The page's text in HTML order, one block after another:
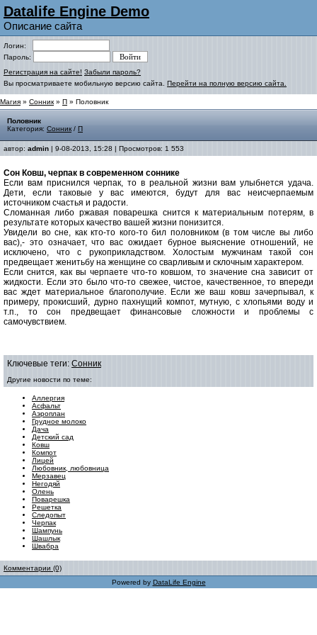
Datalife Engine Demo
Описание сайта
Логин:
Пароль:
Регистрация на сайте! Забыли пароль?
Вы просматриваете мобильную версию сайта. Перейти на полную версию сайта.
Магия » Сонник » П » Половник
Половник
Категория: Сонник / П
автор: admin | 9-08-2013, 15:28 | Просмотров: 1 553
Сон Ковш, черпак в современном соннике
Если вам приснился черпак, то в реальной жизни вам улыбнется удача.
Дети, если таковые у вас имеются, будут для вас неисчерпаемым
источником счастья и радости.
Сломанная либо ржавая поварешка снится к материальным потерям, в
результате которых качество вашей жизни понизится.
Увидели во сне, как кто-то кого-то бил половником (в том числе вы либо
вас),- это означает, что вас ожидает бурное выяснение отношений, не
исключено, что с рукоприкладством. Холостым мужчинам такой сон
предвещает женитьбу на женщине со сварливым и склочным характером.
Если снится, как вы черпаете что-то ковшом, то значение сна зависит от
жидкости. Если это было что-то свежее, чистое, качественное, то впереди
вас ждет материальное благополучие. Если же ваш ковш зачерпывал, к
примеру, прокисший, дурно пахнущий компот, мутную, с хлопьями воду и
т.п., то сон предвещает финансовые сложности и проблемы с
самочувствием.
Ключевые теги: Сонник
Другие новости по теме:
Аллергия
Асфальт
Аэроплан
Грудное молоко
Дача
Детский сад
Ковш
Компот
Лицей
Любовник, любовница
Мерзавец
Негодяй
Олень
Поварешка
Решетка
Следопыт
Черпак
Шампунь
Шашлык
Швабра
Комментарии (0)
Powered by DataLife Engine